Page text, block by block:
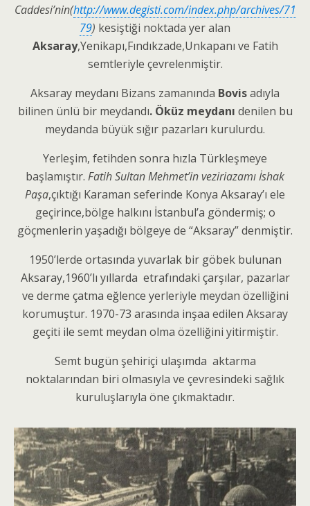
Caddesi’nin(http://www.degisti.com/index.php/archives/71
79) kesiştiği noktada yer alan
Aksaray,Yenikapı,Fındıkzade,Unkapanı ve Fatih
semtleriyle çevrelenmiştir.
Aksaray meydanı Bizans zamanında Bovisadıyla
bilinen ünlü bir meydandı. Öküz meydanı denilen bu
meydanda büyük sığır pazarları kurulurdu.
Yerleşim, fetihden sonra hızla Türkleşmeye
başlamıştır. Fatih Sultan Mehmet’in veziriazamı İshak
Paşa,çıktığı Karaman seferinde Konya Aksaray’ı ele
geçirince,bölge halkını İstanbul’a göndermiş; o
göçmenlerin yaşadığı bölgeye de “Aksaray” denmiştir.
1950’lerde ortasında yuvarlak bir göbek bulunan
Aksaray,1960’lı yıllarda etrafındaki çarşılar, pazarlar
ve derme çatma eğlence yerleriyle meydan özelliğini
korumuştur. 1970-73 arasında inşaa edilen Aksaray
geçiti ile semt meydan olma özelliğini yitirmiştir.
Semt bugün şehiriçi ulaşımda aktarma
noktalarından biri olmasıyla ve çevresindeki sağlık
kuruluşlarıyla öne çıkmaktadır.